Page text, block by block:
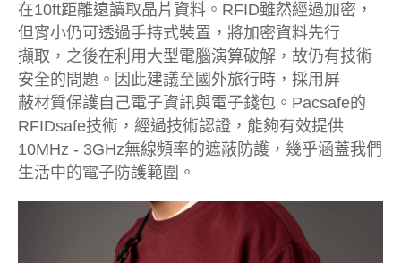
在10ft距離遠讀取晶片資料。RFID雖然經過加密，
但宵小仍可透過手持式裝置，將加密資料先行
擷取，之後在利用大型電腦演算破解，故仍有技術
安全的問題。因此建議至國外旅行時，採用屏
蔽材質保護自己電子資訊與電子錢包。Pacsafe的
RFIDsafe技術，經過技術認證，能夠有效提供
10MHz - 3GHz無線頻率的遮蔽防護，幾乎涵蓋我們
生活中的電子防護範圍。